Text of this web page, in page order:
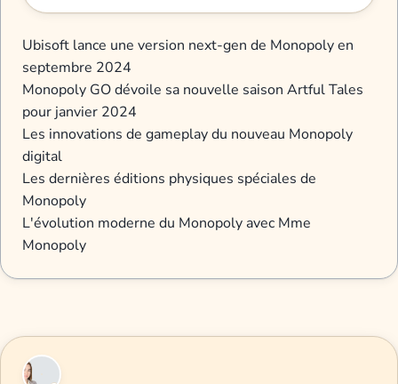
Ubisoft lance une version next-gen de Monopoly en
septembre 2024
Monopoly GO dévoile sa nouvelle saison Artful Tales
pour janvier 2024
Les innovations de gameplay du nouveau Monopoly
digital
Les dernières éditions physiques spéciales de
Monopoly
L'évolution moderne du Monopoly avec Mme
Monopoly